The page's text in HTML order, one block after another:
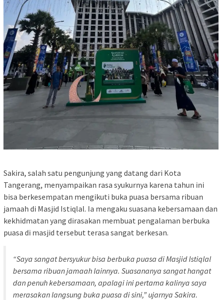
Sakira, salah satu pengunjung yang datang dari Kota
Tangerang, menyampaikan rasa syukurnya karena tahun ini
bisa berkesempatan mengikuti buka puasa bersama ribuan
jamaah di Masjid Istiqlal. Ia mengaku suasana kebersamaan dan
kekhidmatan yang dirasakan membuat pengalaman berbuka
puasa di masjid tersebut terasa sangat berkesan.
“Saya sangat bersyukur bisa berbuka puasa di Masjid Istiqlal
bersama ribuan jamaah lainnya. Suasananya sangat hangat
dan penuh kebersamaan, apalagi ini pertama kalinya saya
merasakan langsung buka puasa di sini,” ujarnya Sakira.